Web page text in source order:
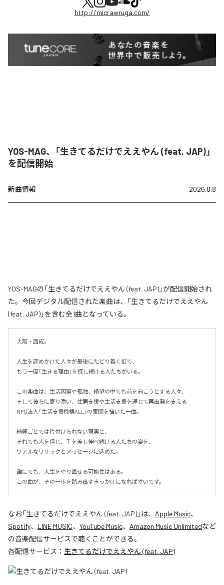
http://micrawruga.com/
YOS-MAG、「生きてるだけでええやん (feat. JAP)」
を配信開始
新曲情報 2026.8.8
YOS-MAGの「生きてるだけでええやん (feat. JAP)」が配信開始され
た。今回デジタル配信された楽曲は、「生きてるだけでええやん
(feat. JAP)」を含む全1曲となっている。
大阪・西成。
人生を諦めかけた人々が最後にたどり着く街で、
もう一度「生きる理由」を探し続ける人たちがいる。
この楽曲は、生活困窮や孤独、絶望の中でも前を向こうとする人々、
そして彼らに寄り添い、住居支援や生活支援を通じて再出発を支える
NPO法人「生活支援機構ALL」の奮闘を描いた一曲。
綺麗ごとでは片付けられない現実と、
それでも人を信じ、手を差し伸べ続ける人たちの姿を、
リアルなリリックとメッセージに込めた。
誰にでも、人生をやり直せる可能性はある。
この曲が、その一歩を踏み出すきっかけになれば幸いです。
なお「生きてるだけでええやん (feat. JAP)」は、 Apple Music、
Spotify、 LINE MUSIC、 YouTube Music、 Amazon Music Unlimitedなど
の音楽配信サービスで聴くことができる。
各配信サービス： 生きてるだけでええやん (feat. JAP)